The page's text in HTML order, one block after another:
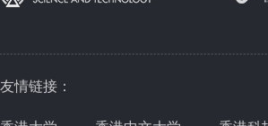
友情链接：